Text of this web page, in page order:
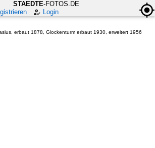
STAEDTE-FOTOS.DE
Login
erbaut 1878, Glockenturm erbaut 1930, erweitert 1956